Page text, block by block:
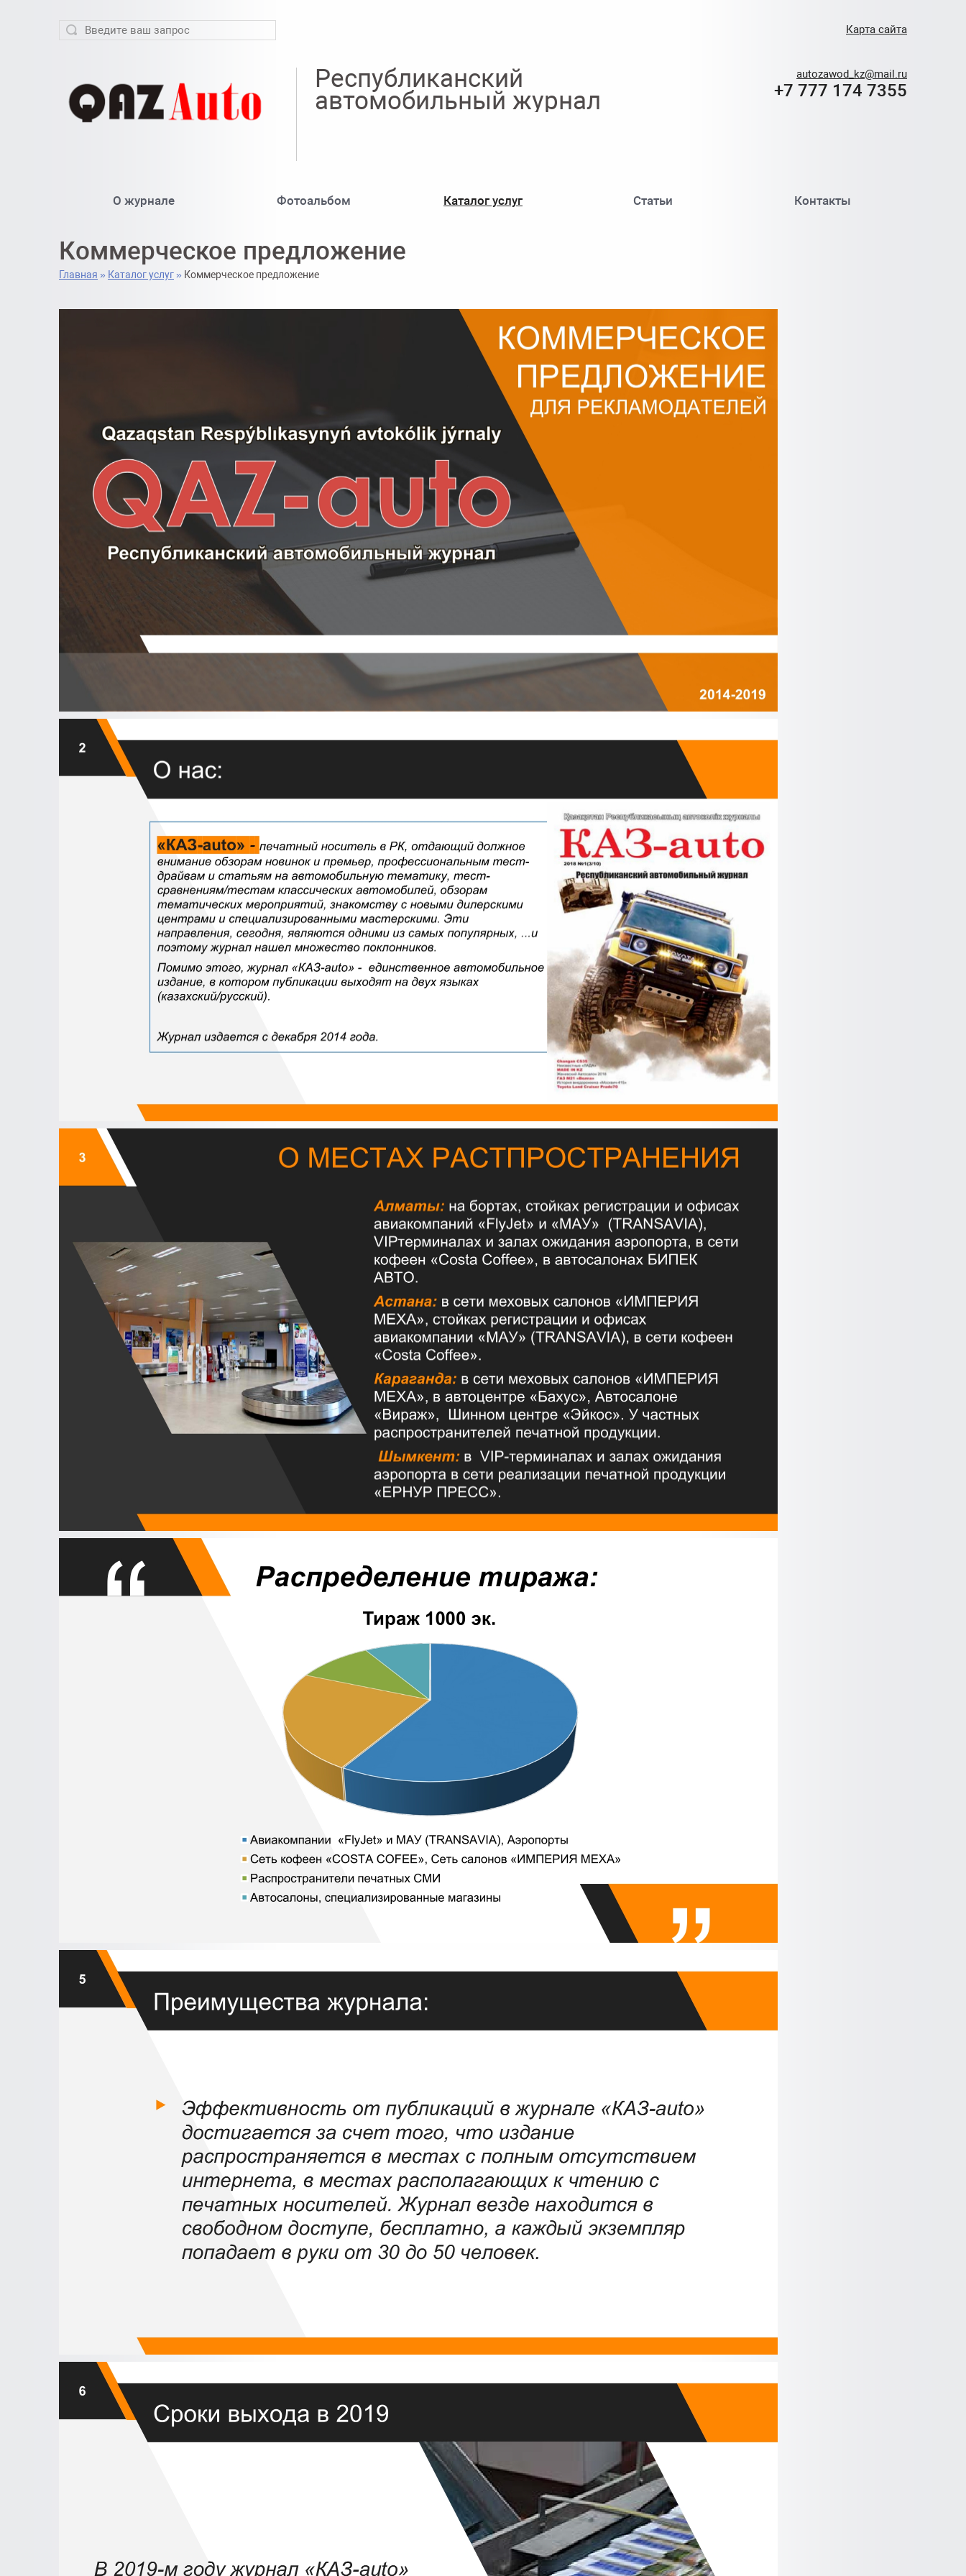
Карта сайта
autozawod_kz@mail.ru
+7 777 174 7355
Республиканский
автомобильный журнал
О журнале Фотоальбом Каталог услуг Статьи Контакты
Коммерческое предложение
Главная » Каталог услуг» Коммерческое предложение